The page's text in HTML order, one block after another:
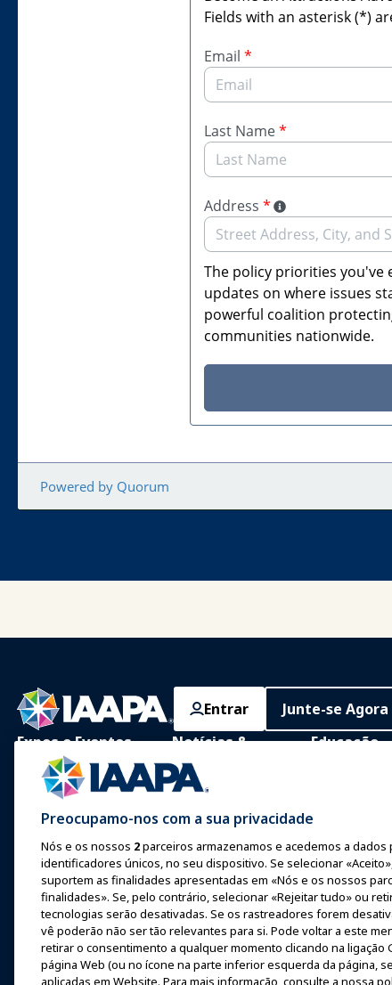
Entrar Junte-se Agora
Expos e Eventos
IAAPA Expo
Expo Europa
Expo Ásia
Expo Oriente Médio
Próximos Eventos
Falar em uma Expo ou
Evento
Agendar uma Reunião ou
Notícias &
Diversão
Edições anteriores
Escrever para o
Funworld
Educação
Aprendizagem
Corpo
Conhecimento
Certificação
Programas
IAAPA
Explora
Preocupamo-nos com a sua privacidade
Nós e os nossos 2parceiros armazenamos e acedemos a
identificadores únicos, no seu dispositivo. Se selecionar
suportem as finalidades apresentadas em «Nós e os nossos
finalidades». Se, pelo contrário, selecionar «Rejeitar tudo» ou
tecnologias serão desativadas. Se os rastreadores forem
vê poderão não ser tão relevantes para si. Pode voltar a este
retirar o consentimento a qualquer momento clicando na
página Web (ou no ícone na parte inferior esquerda da página,
aplicadas em Website. Para mais informação, consulte a nossa